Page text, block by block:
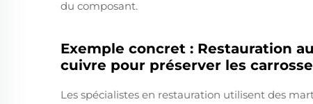
du composant.
Exemple concret : Restauration
cuivre pour préserver les
Les spécialistes en restauration utilisent des